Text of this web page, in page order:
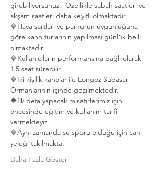
girebiliyorsunuz.  Özellikle sabah saatleri ve
akşam saatleri daha keyifli olmaktadır.
🔶️Hava şartları ve parkurun uygunluğuna
göre kano turlarının yapılması günlük belli
olmaktadır.
🔶️Kullanıcıların performansına bağlı olarak
1.5 saat sürebilir.
🔶️İki kişilik kanolar ile Longoz Subasar
Ormanlarının içinde gezilmektedir.
🔶️İlk defa yapacak misafirlerimiz için
öncesinde eğitim ve kullanım tarifi
vermekteyiz.
🔶️Aynı zamanda su sporu olduğu için can
yeleği takılmakta.
Daha Fazla Göster